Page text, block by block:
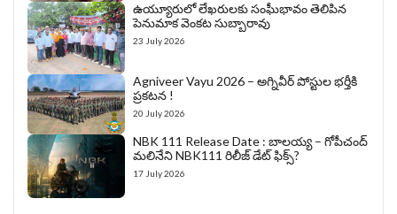
ఉయ్యూరులో లేఖరులకు సంఘీభావం తెలిపిన
పెనుమాక వెంకట సుబ్బారావు
23 July 2026
Agniveer Vayu 2026 – అగ్నివీర్‌ పోస్టుల భర్తీకి
ప్రకటన !
20 July 2026
NBK 111 Release Date : బాలయ్య – గోపీచంద్
మలినేని NBK111 రిలీజ్ డేట్ ఫిక్స్?
17 July 2026